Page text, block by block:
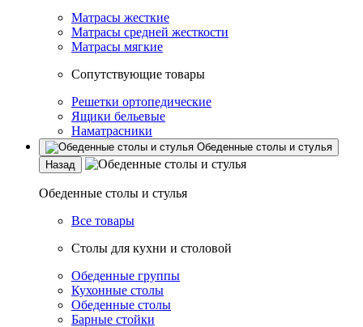
Матрасы жесткие
Матрасы средней жесткости
Матрасы мягкие
Сопутствующие товары
Решетки ортопедические
Ящики бельевые
Наматрасники
Обеденные столы и стулья
Назад
Обеденные столы и стулья
Все товары
Столы для кухни и столовой
Обеденные группы
Кухонные столы
Обеденные столы
Барные стойки